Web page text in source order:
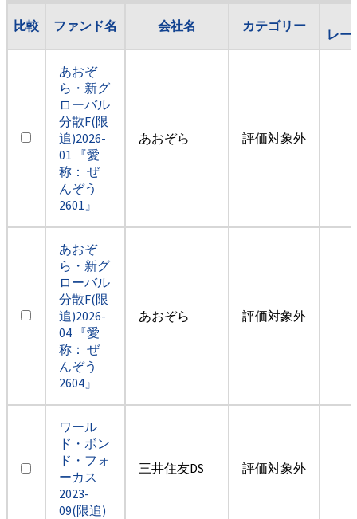
比較 ファンド名 会社名 カテゴリー
レー
あおぞ
ら・新グ
ローバル
分散F(限
追)2026-
01 『愛
称： ぜ
んぞう
2601』
あおぞら 評価対象外
あおぞ
ら・新グ
ローバル
分散F(限
追)2026-
04 『愛
称： ぜ
んぞう
2604』
あおぞら 評価対象外
ワール
ド・ボン
ド・フォ
ーカス
2023-
09(限追)
三井住友DS 評価対象外